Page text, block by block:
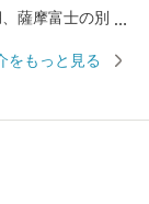
湧き出る清水に
をもっと見る